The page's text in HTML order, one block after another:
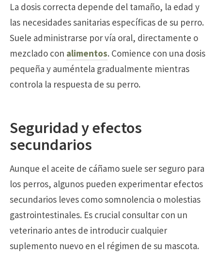
La dosis correcta depende del tamaño, la edad y
las necesidades sanitarias específicas de su perro.
Suele administrarse por vía oral, directamente o
mezclado con alimentos. Comience con una dosis
pequeña y auméntela gradualmente mientras
controla la respuesta de su perro.
Seguridad y efectos
secundarios
Aunque el aceite de cáñamo suele ser seguro para
los perros, algunos pueden experimentar efectos
secundarios leves como somnolencia o molestias
gastrointestinales. Es crucial consultar con un
veterinario antes de introducir cualquier
suplemento nuevo en el régimen de su mascota.